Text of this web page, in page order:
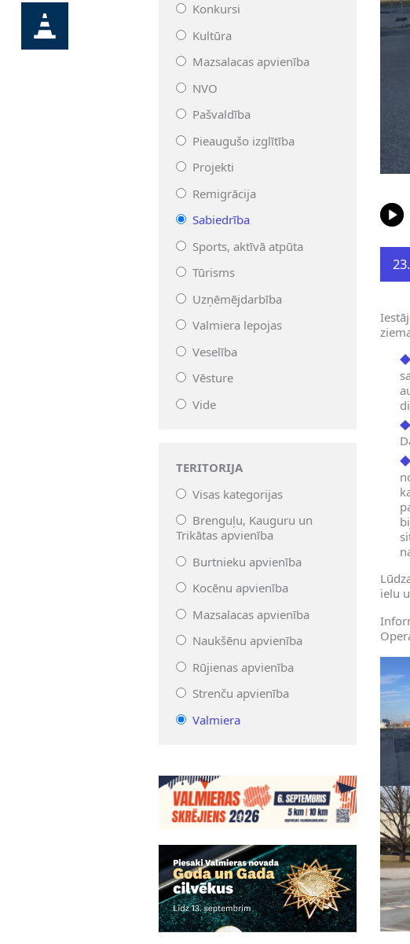
Konkursi
Kultūra
Mazsalacas apvienība
NVO
Pašvaldība
Pieaugušo izglītība
Projekti
Remigrācija
Sabiedrība
Sports, aktīvā atpūta
Tūrisms
Uzņēmējdarbība
Valmiera lepojas
Veselība
Vēsture
Vide
TERITORIJA
Visas kategorijas
Brenguļu, Kauguru un
Trikātas apvienība
Burtnieku apvienība
Kocēnu apvienība
Mazsalacas apvienība
Naukšēnu apvienība
Rūjienas apvienība
Strenču apvienība
Valmiera
ielu